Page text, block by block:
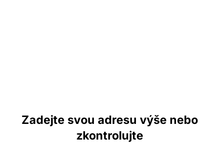
Zadejte svou adresu výše nebo
zkontrolujte